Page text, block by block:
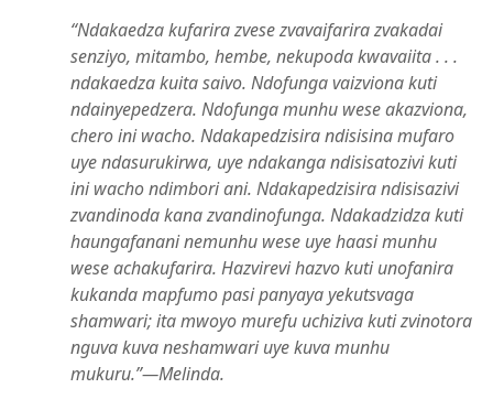
“Ndakaedza kufarira zvese zvavaifarira zvakadai
senziyo, mitambo, hembe, nekupoda kwavaiita . . .
ndakaedza kuita saivo. Ndofunga vaizviona kuti
ndainyepedzera. Ndofunga munhu wese akazviona,
chero ini wacho. Ndakapedzisira ndisisina mufaro
uye ndasurukirwa, uye ndakanga ndisisatozivi kuti
ini wacho ndimbori ani. Ndakapedzisira ndisisazivi
zvandinoda kana zvandinofunga. Ndakadzidza kuti
haungafanani nemunhu wese uye haasi munhu
wese achakufarira. Hazvirevi hazvo kuti unofanira
kukanda mapfumo pasi panyaya yekutsvaga
shamwari; ita mwoyo murefu uchiziva kuti zvinotora
nguva kuva neshamwari uye kuva munhu
mukuru.”—Melinda.